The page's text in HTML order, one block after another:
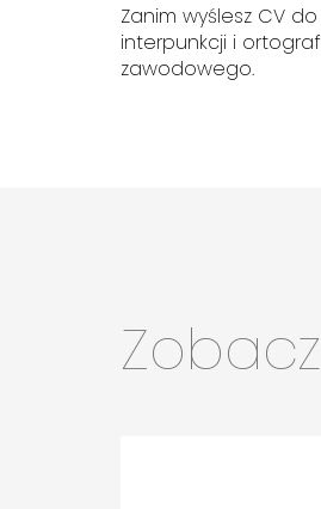
Zanim wyślesz CV
interpunkcji i
zawodowego.